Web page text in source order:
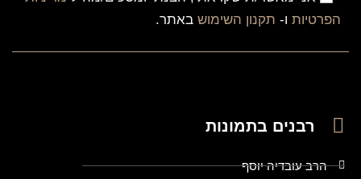
הפרטיות ו- תקנון השימוש באתר.
רבנים בתמונות
הרב עובדיה יוסף